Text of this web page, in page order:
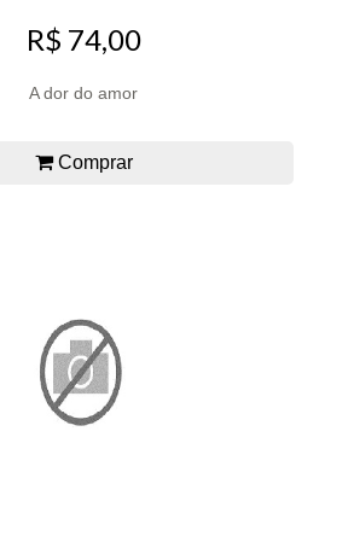
R$ 74,00
A dor do amor
Comprar